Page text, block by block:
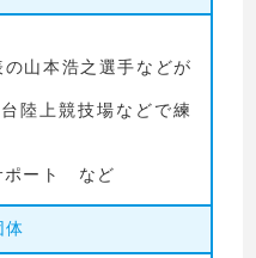
山本浩之選手などが
陸上競技場などで練
ポート など
体